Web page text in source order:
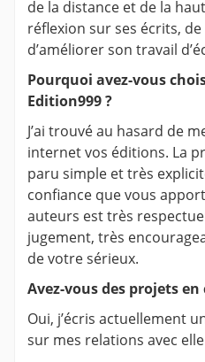
de la distance et de la
réflexion sur ses écrits,
d’améliorer son travail
Pourquoi avez-vous
Edition999 ?
J’ai trouvé au hasard de
internet vos éditions. La
paru simple et très
confiance que vous
auteurs est très
jugement, très
de votre sérieux.
Avez-vous des projets en
Oui, j’écris actuellement
sur mes relations avec